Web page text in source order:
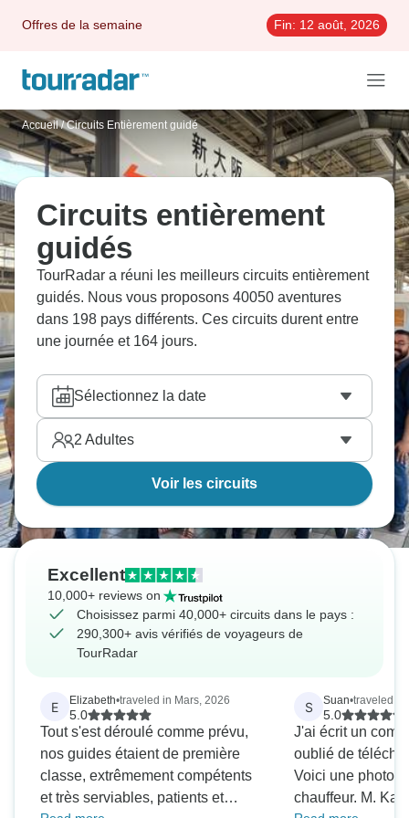
Offres de la semaine Fin: 12 août, 2026
Accueil / Circuits Entièrement guidé
Circuits entièrement
guidés
TourRadar a réuni les meilleurs circuits entièrement
guidés. Nous vous proposons 40050 aventures
dans 198 pays différents. Ces circuits durent entre
une journée et 164 jours.
Sélectionnez la date
2 Adultes
Voir les circuits
Excellent
10,000+ reviews on
Choisissez parmi 40,000+ circuits dans le pays :
290,300+ avis vérifiés de voyageurs de
TourRadar
E Elizabeth•traveled in Mars, 2026
5.0
Tout s'est déroulé comme prévu,
nos guides étaient de première
classe, extrêmement compétents
et très serviables, patients et
S Suan•traveled in
5.0
J'ai écrit un
oublié de
Voici une photo
chauffeur. M.